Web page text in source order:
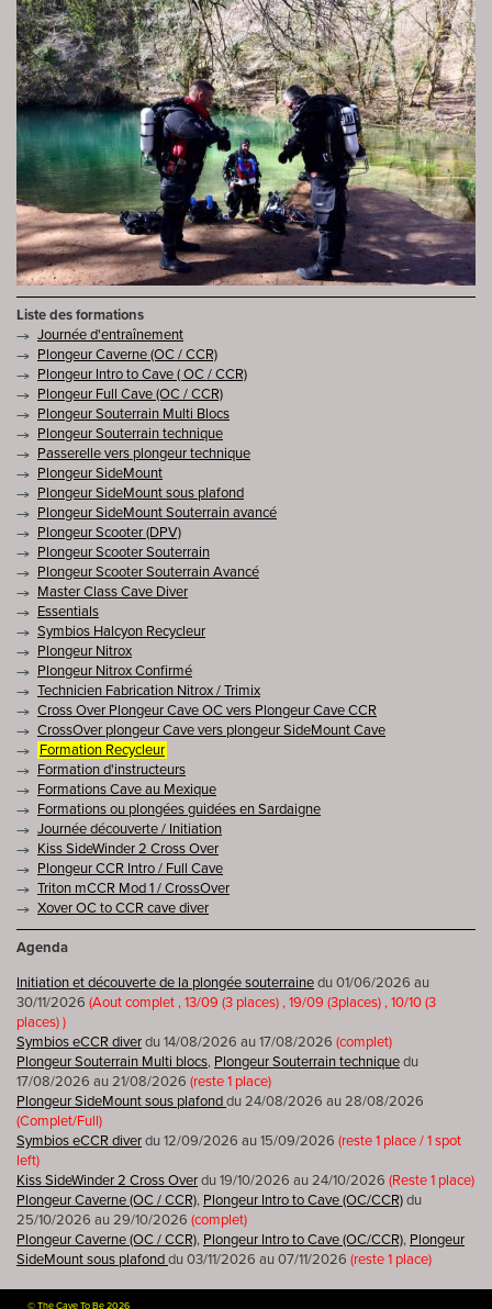
Liste des formations
Journée d'entraînement
Plongeur Caverne (OC / CCR)
Plongeur Intro to Cave ( OC / CCR)
Plongeur Full Cave (OC / CCR)
Plongeur Souterrain Multi Blocs
Plongeur Souterrain technique
Passerelle vers plongeur technique
Plongeur SideMount
Plongeur SideMount sous plafond
Plongeur SideMount Souterrain avancé
Plongeur Scooter (DPV)
Plongeur Scooter Souterrain
Plongeur Scooter Souterrain Avancé
Master Class Cave Diver
Essentials
Symbios Halcyon Recycleur
Plongeur Nitrox
Plongeur Nitrox Confirmé
Technicien Fabrication Nitrox / Trimix
Cross Over Plongeur Cave OC vers Plongeur Cave CCR
CrossOver plongeur Cave vers plongeur SideMount Cave
Formation Recycleur
Formation d'instructeurs
Formations Cave au Mexique
Formations ou plongées guidées en Sardaigne
Journée découverte / Initiation
Kiss SideWinder 2 Cross Over
Plongeur CCR Intro / Full Cave
Triton mCCR Mod 1 / CrossOver
Xover OC to CCR cave diver
Agenda
Initiation et découverte de la plongée souterrainedu 01/06/2026 au
30/11/2026 (Aout complet , 13/09 (3 places) , 19/09 (3places) , 10/10 (3
places) )
Symbios eCCR diverdu 14/08/2026 au 17/08/2026 (complet)
Plongeur Souterrain Multi blocs, Plongeur Souterrain techniquedu
17/08/2026 au 21/08/2026 (reste 1 place)
Plongeur SideMount sous plafonddu 24/08/2026 au 28/08/2026
(Complet/Full)
Symbios eCCR diverdu 12/09/2026 au 15/09/2026 (reste 1 place / 1 spot
left)
Kiss SideWinder 2 Cross Overdu 19/10/2026 au 24/10/2026 (Reste 1 place)
Plongeur Caverne (OC / CCR), Plongeur Intro to Cave (OC/CCR)du
25/10/2026 au 29/10/2026 (complet)
Plongeur Caverne (OC / CCR), Plongeur Intro to Cave (OC/CCR), Plongeur
SideMount sous plafonddu 03/11/2026 au 07/11/2026 (reste 1 place)
©The Cave To Be 2026